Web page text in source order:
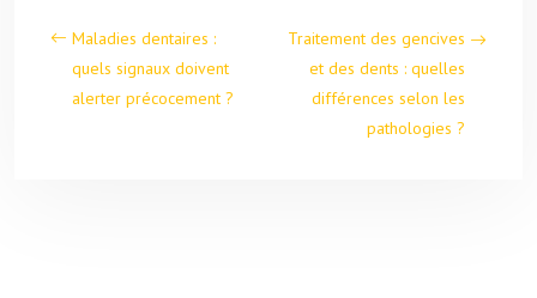
Maladies dentaires :
quels signaux doivent
alerter précocement ?
Traitement des gencives
et des dents : quelles
différences selon les
pathologies ?